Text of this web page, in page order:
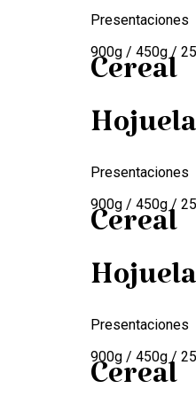
Presentaciones
900g / 450g /
Cereal
Presentaciones
900g / 450g /
Cereal
Presentaciones
900g / 450g /
Cereal